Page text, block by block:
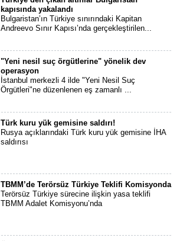
kapısında yakalandı
Bulgaristan’ın Türkiye sınırındaki Kapitan
Andreevo Sınır Kapısı’nda gerçekleştirilen...
"Yeni nesil suç örgütlerine" yönelik dev
operasyon
İstanbul merkezli 4 ilde "Yeni Nesil Suç
Örgütleri"ne düzenlenen eş zamanlı ...
Türk kuru yük gemisine saldırı!
Rusya açıklarındaki Türk kuru yük gemisine İHA
saldırısı
TBMM’de Terörsüz Türkiye Teklifi Komisyonda
Terörsüz Türkiye sürecine ilişkin yasa teklifi
TBMM Adalet Komisyonu’nda